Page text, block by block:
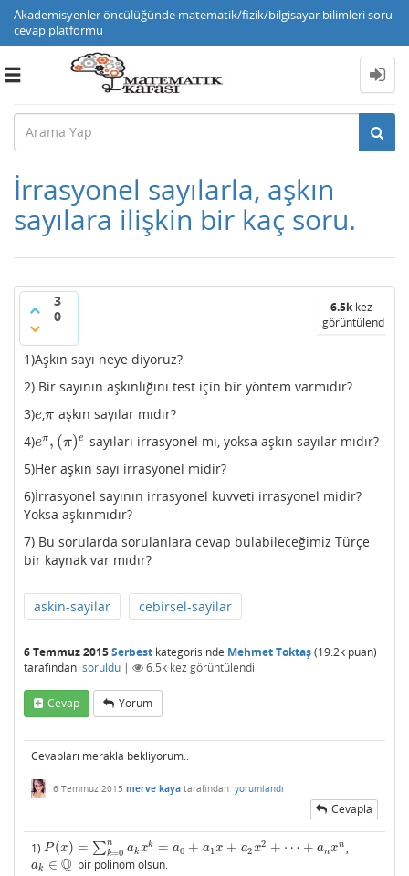
Akademisyenler öncülüğünde matematik/fizik/bilgisayar bilimleri soru
cevap platformu
Toggle
İrrasyonel sayılarla, aşkın
sayılara ilişkin bir kaç soru.
3
0
6.5kkez
görüntülendi
1)Aşkın sayı neye diyoruz?
2) Bir sayının aşkınlığını test için bir yöntem varmıdır?
3)e
e,π
π aşkın sayılar mıdır?
4)eπ, (π)e
eπ, π)e
sayıları irrasyonel mi, yoksa aşkın sayılar mıdır?
5)Her aşkın sayı irrasyonel midir?
6)İrrasyonel sayının irrasyonel kuvveti irrasyonel midir?
Yoksa aşkınmıdır?
7) Bu sorularda sorulanlara cevap bulabileceğimiz Türçe
bir kaynak var mıdır?
askin-sayilar cebirsel-sayilar
6 Temmuz 2015Serbest kategorisinde Mehmet Toktaş(19.2k puan)
tarafından soruldu | 6.5k kez görüntülendi
Cevap Yorum
Cevapları merakla bekliyorum..
6 Temmuz 2015 merve kaya tarafından yorumlandı
Cevapla
1) P(x) = ∑n
k=0 ak xk = a0 + a1x + a2x2 + ⋯ + anxn
P(x)=∑ k= 0n ak k =a0+a 1x +a2 x2 +⋯+ anx n
ak ∈ Q
ak∈Q bir polinom olsun.